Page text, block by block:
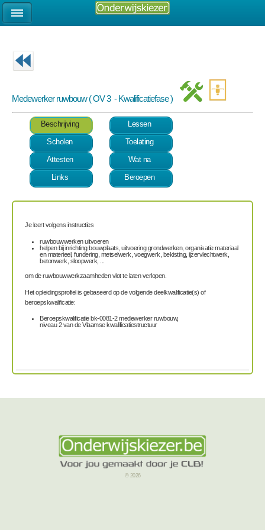
Medewerker ruwbouw ( OV 3 - Kwalificatiefase )
Beschrijving
Lessen
Scholen
Toelating
Attesten
Wat na
Links
Beroepen
Je leert volgens instructies
ruwbouwwerken uitvoeren
helpen bij inrichting bouwplaats, uitvoering grondwerken, organisatie materiaal
en materieel, fundering, metselwerk, voegwerk, bekisting, ijzervlechtwerk,
betonwerk, sloopwerk, ...
om de ruwbouwwerkzaamheden vlot te laten verlopen.
Het opleidingsprofiel is gebaseerd op de volgende deelkwalificatie(s) of
beroepskwalificatie:
Beroepskwalificatie bk-0081-2 medewerker ruwbouw,
niveau 2 van de Vlaamse kwalificatiestructuur
© 2026